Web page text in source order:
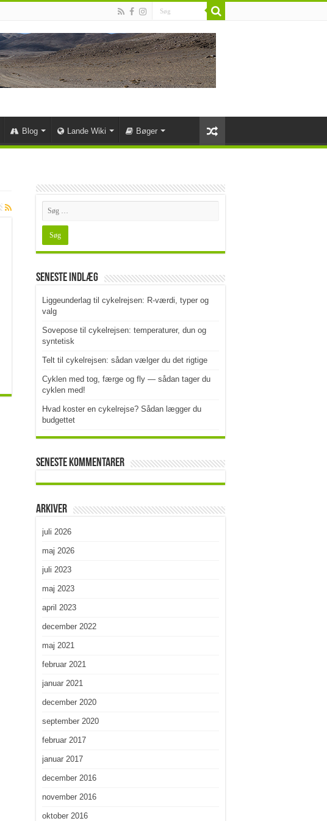
Blog Lande Wiki Bøger
Seneste indlæg
Liggeunderlag til cykelrejsen: R-værdi, typer og
valg
Sovepose til cykelrejsen: temperaturer, dun og
syntetisk
Telt til cykelrejsen: sådan vælger du det rigtige
Cyklen med tog, færge og fly — sådan tager du
cyklen med!
Hvad koster en cykelrejse? Sådan lægger du
budgettet
Seneste kommentarer
Arkiver
juli 2026
maj 2026
juli 2023
maj 2023
april 2023
december 2022
maj 2021
februar 2021
januar 2021
december 2020
september 2020
februar 2017
januar 2017
december 2016
november 2016
oktober 2016